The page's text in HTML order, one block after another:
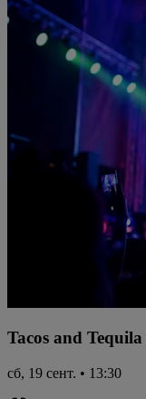
Tacos and
сб, 19 сент. • 13:30